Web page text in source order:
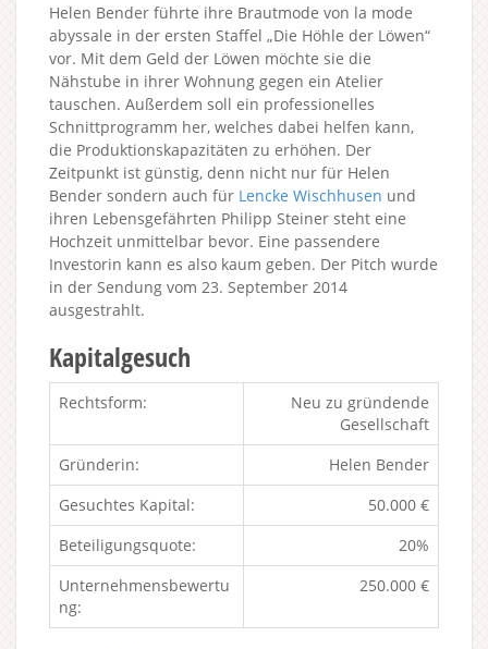
Helen Bender führte ihre Brautmode von la mode
abyssale in der ersten Staffel „Die Höhle der Löwen“
vor. Mit dem Geld der Löwen möchte sie die
Nähstube in ihrer Wohnung gegen ein Atelier
tauschen. Außerdem soll ein professionelles
Schnittprogramm her, welches dabei helfen kann,
die Produktionskapazitäten zu erhöhen. Der
Zeitpunkt ist günstig, denn nicht nur für Helen
Bender sondern auch für Lencke Wischhusen und
ihren Lebensgefährten Philipp Steiner steht eine
Hochzeit unmittelbar bevor. Eine passendere
Investorin kann es also kaum geben. Der Pitch wurde
in der Sendung vom 23. September 2014
ausgestrahlt.
Kapitalgesuch
Rechtsform:
Neu zu gründende
Gesellschaft
Gründerin:
Helen Bender
Gesuchtes Kapital:
50.000 €
Beteiligungsquote:
20%
Unternehmensbewertu
ng:
250.000 €